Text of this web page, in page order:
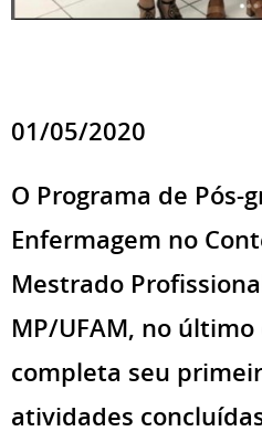
01/05/2020
O Programa de Pós-
Enfermagem no
Mestrado
MP/UFAM, no
completa seu
atividades